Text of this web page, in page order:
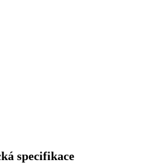
specifikace